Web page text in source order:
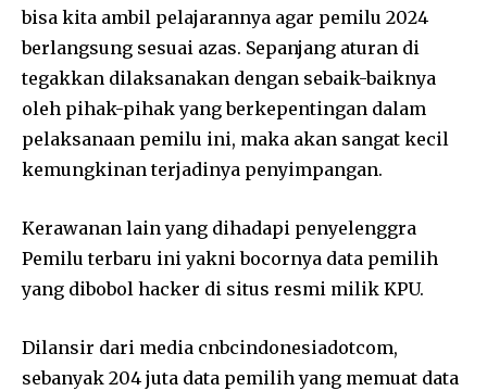
bisa kita ambil pelajarannya agar pemilu 2024
berlangsung sesuai azas. Sepanjang aturan di
tegakkan dilaksanakan dengan sebaik-baiknya
oleh pihak-pihak yang berkepentingan dalam
pelaksanaan pemilu ini, maka akan sangat kecil
kemungkinan terjadinya penyimpangan.
Kerawanan lain yang dihadapi penyelenggra
Pemilu terbaru ini yakni bocornya data pemilih
yang dibobol hacker di situs resmi milik KPU.
Dilansir dari media cnbcindonesiadotcom,
sebanyak 204 juta data pemilih yang memuat data